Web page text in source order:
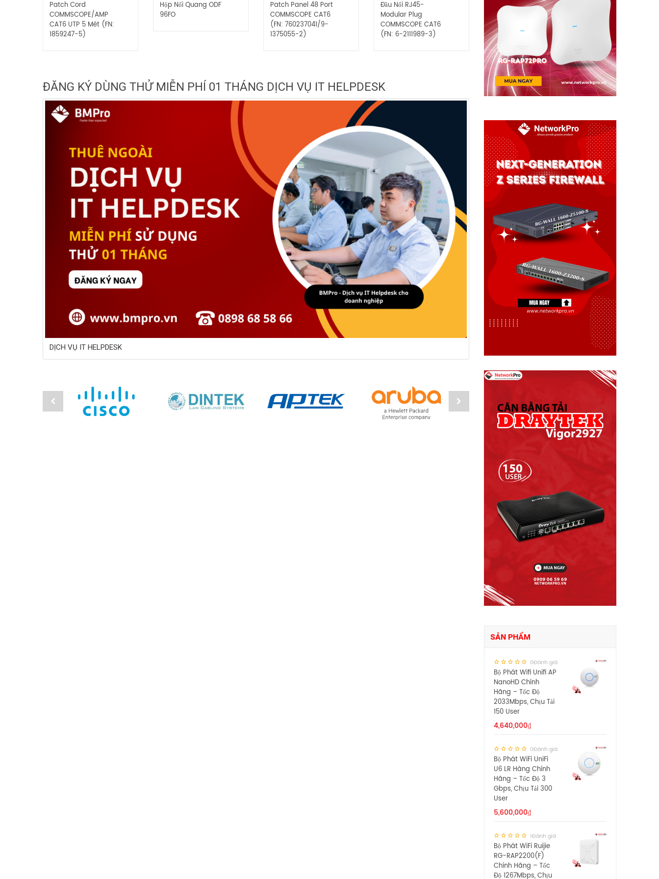
Patch Cord
COMMSCOPE/AMP
CAT6 UTP 5 Mét (FN:
1859247-5)
Hộp Nối Quang ODF
96FO
Patch Panel 48 Port
COMMSCOPE CAT6
(FN: 760237041/9-
1375055-2)
Đầu Nối RJ45-
Modular Plug
COMMSCOPE CAT6
(FN: 6-2111989-3)
Hộp Nối Quang ODF
24FO
Patch Cord
COMMSCOPE/
CAT6 UTP 5 Mét
1859247-5)
ĐĂNG KÝ DÙNG THỬ MIỄN PHÍ 01 THÁNG DỊCH VỤ IT HELPDESK
DỊCH VỤ IT HELPDESK
SẢN PHẨM
0Đánh giá
Bộ Phát Wifi Unifi AP
NanoHD Chính
Hãng – Tốc Độ
2033Mbps, Chịu Tải
150 User
4,640,000₫
0Đánh giá
Bộ Phát WiFi UniFi
U6 LR Hàng Chính
Hãng – Tốc Độ 3
Gbps, Chịu Tải 300
User
5,600,000₫
1Đánh giá
Bộ Phát WiFi Ruijie
RG-RAP2200(F)
Chính Hãng – Tốc
Độ 1267Mbps, Chịu